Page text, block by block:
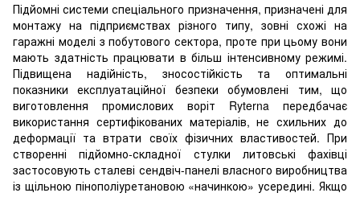
Підйомні системи спеціального призначення, призначені для
монтажу на підприємствах різного типу, зовні схожі на
гаражні моделі з побутового сектора, проте при цьому вони
мають здатність працювати в більш інтенсивному режимі.
Підвищена надійність, зносостійкість та оптимальні
показники експлуатаційної безпеки обумовлені тим, що
виготовлення промислових воріт Ryterna передбачає
використання сертифікованих матеріалів, не схильних до
деформації та втрати своїх фізичних властивостей. При
створенні підйомно-складної стулки литовські фахівці
застосовують сталеві сендвіч-панелі власного виробництва
із щільною пінополіуретановою «начинкою» усередині. Якщо